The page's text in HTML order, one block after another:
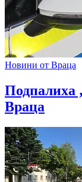
Новини от Враца
Подпалиха
Враца